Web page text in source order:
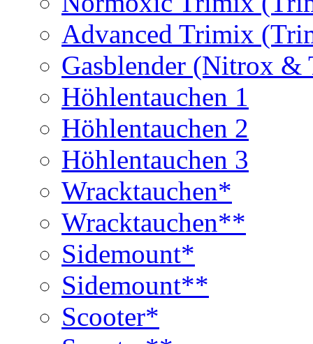
Advanced Trimix
Gasblender (Nitrox
Höhlentauchen 1
Höhlentauchen 2
Höhlentauchen 3
Wracktauchen*
Wracktauchen**
Sidemount*
Sidemount**
Scooter*